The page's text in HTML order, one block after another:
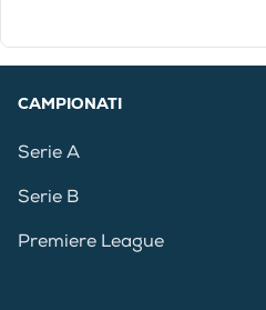
CAMPIONATI
Serie A
Serie B
Premiere League